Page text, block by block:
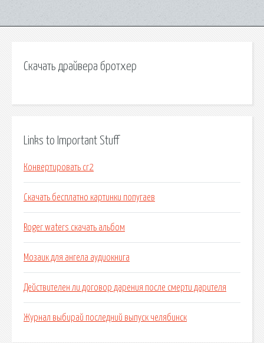
Скачать драйвера бротхер
Links to Important Stuff
Конвертировать cr2
Скачать бесплатно картинки попугаев
Roger waters скачать альбом
Мозаик для ангела аудиокнига
Действителен ли договор дарения после смерти дарителя
Журнал выбирай последний выпуск челябинск